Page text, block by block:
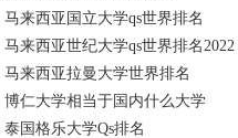
马来西亚国立大学qs世界排名
马来西亚世纪大学qs世界排名2022
马来西亚拉曼大学世界排名
博仁大学相当于国内什么大学
泰国格乐大学Qs排名